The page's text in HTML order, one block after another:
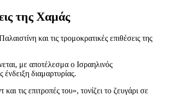
της Χαμάς
και τις τρομοκρατικές επιθέσεις της
με αποτέλεσμα ο Ισραηλινός
διαμαρτυρίας.
τις επιτροπές του», τονίζει το ζευγάρι σε